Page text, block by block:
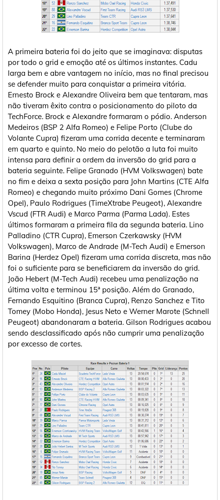
A primeira bateria foi do jeito que se imaginava: disputas
por todo o grid e emoção até os últimos instantes. Cadu
larga bem e abre vantagem no início, mas no final precisou
se defender muito para conquistar a primeira vitória.
Ernesto Brock e Alexandre Oliveira bem que tentaram, mas
não tiveram êxito contra o posicionamento do piloto da
TechForce. Brock e Alexandre formaram o pódio. Anderson
Medeiros (BSP 2 Alfa Romeo) e Felipe Porto (Clube do
Volante Cupra) fizeram uma corrida decente e terminaram
em quarto e quinto. No meio do pelotão a luta foi muito
intensa para definir a ordem da inversão do grid para a
bateria seguinte. Felipe Granado (HVM Volkswagen) bate
no fim e deixa a sexta posição para John Martins (CTE Alfa
Romeo) e chegando muito próximo Dani Gomes (Chrome
Opel), Paulo Rodrigues (TimeXtrabe Peugeot), Alexandre
Vscud (FTR Audi) e Marco Parma (Parma Lada). Estes
últimos formaram a primeira fila da segunda bateria. Lino
Palladino (CTR Cupra), Emerson Czerkawsky (HVM
Volkswagen), Marco de Andrade (M-Tech Audi) e Emerson
Barina (Herdez Opel) fizeram uma corrida discreta, mas não
foi o suficiente para se beneficiarem da inversão do grid.
João Hebert (M-Tech Audi) recebeu uma penalização na
última volta e terminou 15ª posição. Além do Granado,
Fernando Esquitino (Branca Cupra), Renzo Sanchez e Tito
Tomey (Mobo Honda), Jesus Neto e Werner Marote (Schnell
Peugeot) abandonaram a bateria. Gilson Rodrigues acabou
sendo desclassificado após não cumprir uma penalização
por excesso de cortes.